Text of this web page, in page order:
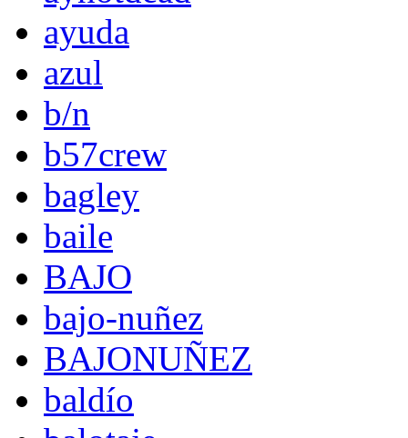
ayuda
azul
b/n
b57crew
bagley
baile
BAJO
bajo-nuñez
BAJONUÑEZ
baldío